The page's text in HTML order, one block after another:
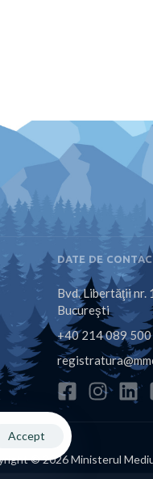
DATE DE
Bvd. Libertăţii nr.
Bucureşti
+40 214 089 500
© 2026 Ministerul
Accept